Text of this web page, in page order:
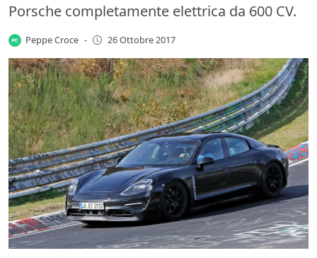
Porsche completamente elettrica da 600 CV.
Peppe Croce - 26 Ottobre 2017